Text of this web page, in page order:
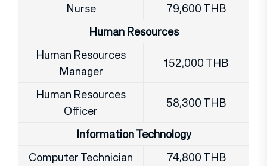
Nurse
79,600 THB
Human Resources
Human Resources
Manager
152,000 THB
Human Resources
Officer
58,300 THB
Information Technology
Computer Technician
74,800 THB